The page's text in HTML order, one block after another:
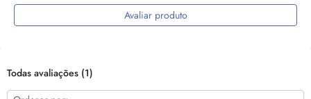
Avaliar produto
Todas avaliações (1)